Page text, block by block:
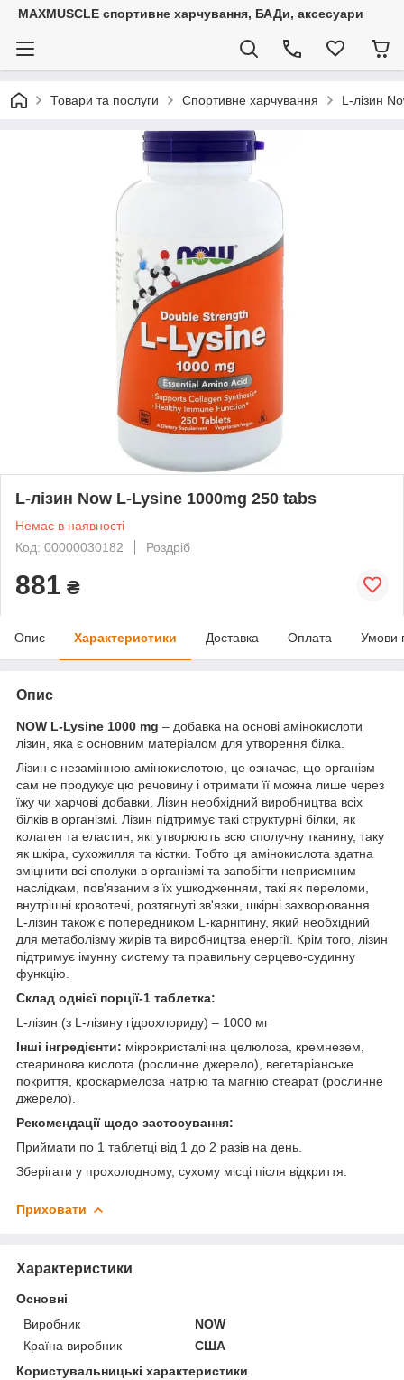
MAXMUSCLE спортивне харчування, БАДи, аксесуари
Товари та послуги Спортивне харчування L-лізин
L-лізин Now L-Lysine 1000mg 250 tabs
Немає в наявності
Код: 00000030182
Роздріб
881 ₴
Опис Характеристики Доставка Оплата Умови
Опис
NOW L-Lysine 1000 mg – добавка на основі амінокислоти
лізин, яка є основним матеріалом для утворення білка.
Лізин є незамінною амінокислотою, це означає, що організм
сам не продукує цю речовину і отримати її можна лише через
їжу чи харчові добавки. Лізин необхідний виробництва всіх
білків в організмі. Лізин підтримує такі структурні білки, як
колаген та еластин, які утворюють всю сполучну тканину, таку
як шкіра, сухожилля та кістки. Тобто ця амінокислота здатна
зміцнити всі сполуки в організмі та запобігти неприємним
наслідкам, пов'язаним з їх ушкодженням, такі як переломи,
внутрішні кровотечі, розтягнуті зв'язки, шкірні захворювання.
L-лізин також є попередником L-карнітину, який необхідний
для метаболізму жирів та виробництва енергії. Крім того, лізин
підтримує імунну систему та правильну серцево-судинну
функцію.
Склад однієї порції-1 таблетка:
L-лізин (з L-лізину гідрохлориду) – 1000 мг
Інші інгредієнти: мікрокристалічна целюлоза, кремнезем,
стеаринова кислота (рослинне джерело), ​​вегетаріанське
покриття, кроскармелоза натрію та магнію стеарат (рослинне
джерело).
Рекомендації щодо застосування:
Приймати по 1 таблетці від 1 до 2 разів на день.
Зберігати у прохолодному, сухому місці після відкриття.
Приховати
Характеристики
Основні
Виробник
NOW
Країна виробник
США
Користувальницькі характеристики